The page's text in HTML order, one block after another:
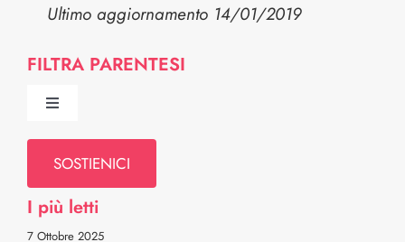
Ultimo aggiornamento 14/01/2019
FILTRA PARENTESI
Toggle
Comitato Scientifico
SOSTIENICI
I più letti
7 Ottobre 2025